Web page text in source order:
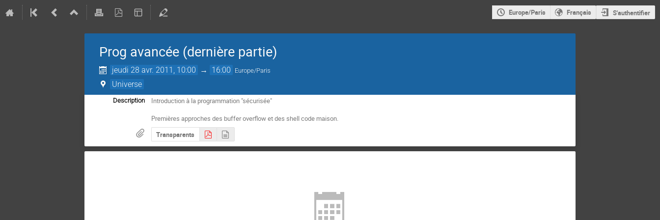
Europe/Paris Français S'authentifier
Prog avancée (dernière partie)
jeudi 28 avr. 2011, 10:00 → 16:00 Europe/Paris
Universe
Description
Introduction à la programmation "sécurisée"
Premières approches des buffer overflow et des shell code maison.
Transparents